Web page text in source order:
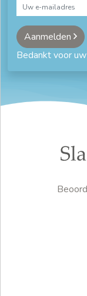
Aanmelden
Bedankt voor